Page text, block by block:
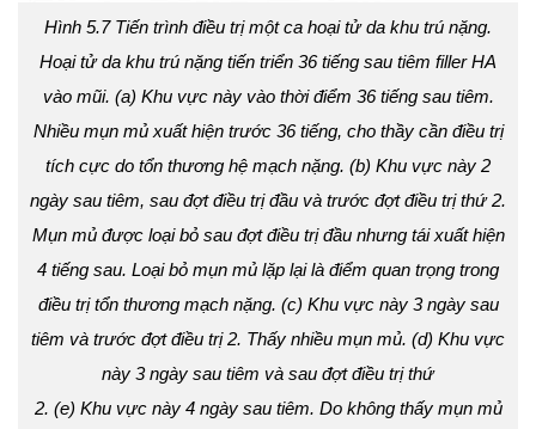
Hình 5.7 Tiến trình điều trị một ca hoại tử da khu trú nặng.
Hoại tử da khu trú nặng tiến triển 36 tiếng sau tiêm filler HA
vào mũi. (a) Khu vực này vào thời điểm 36 tiếng sau tiêm.
Nhiều mụn mủ xuất hiện trước 36 tiếng, cho thầy cần điều trị
tích cực do tổn thương hệ mạch nặng. (b) Khu vực này 2
ngày sau tiêm, sau đợt điều trị đầu và trước đợt điều trị thứ 2.
Mụn mủ được loại bỏ sau đợt điều trị đầu nhưng tái xuất hiện
4 tiếng sau. Loại bỏ mụn mủ lặp lại là điểm quan trọng trong
điều trị tổn thương mạch nặng. (c) Khu vực này 3 ngày sau
tiêm và trước đợt điều trị 2. Thấy nhiều mụn mủ. (d) Khu vực
này 3 ngày sau tiêm và sau đợt điều trị thứ
2. (e) Khu vực này 4 ngày sau tiêm. Do không thấy mụn mủ